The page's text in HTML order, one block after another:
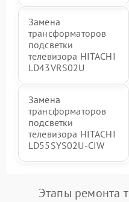
Замена
трансформаторов
подсветки
телевизора HITACHI
LD43VRS02U
Замена
трансформаторов
подсветки
телевизора HITACHI
LD55SYS02U-CIW
Этапы ремонта